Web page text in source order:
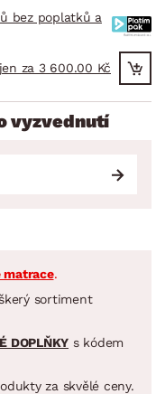
bez poplatků a
za 3 600.00 Kč
vyzvednutí
matrace.
sortiment
DOPLŇKY s kódem
za skvělé ceny.